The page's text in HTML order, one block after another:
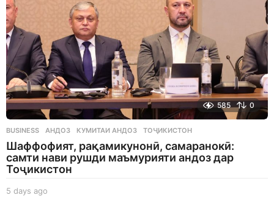
585 0
BUSINESS АНДОЗ ,КУМИТАИ АНДОЗ ,ТОҶИКИСТОН
Шаффофият, рақамикунонӣ, самаранокӣ:
самти нави рушди маъмурияти андоз дар
Тоҷикистон
5 days ago